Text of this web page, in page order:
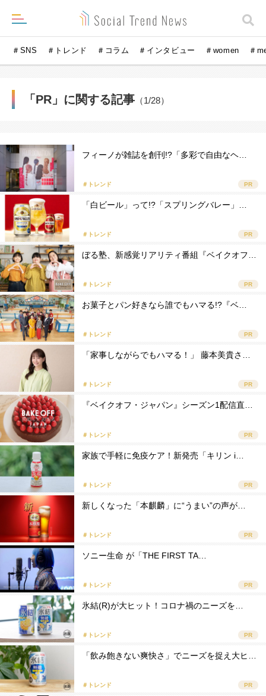
＃SNS ＃トレンド ＃コラム ＃インタビュー ＃women ＃
「PR」に関する記事 （1/28）
フィーノが雑誌を創刊!?「多彩で自由なヘ…
＃トレンド PR
「白ビール」って!?「スプリングバレー」…
＃トレンド PR
ぼる塾、新感覚リアリティ番組『ベイクオフ…
＃トレンド PR
お菓子とパン好きなら誰でもハマる!?『ベ…
＃トレンド PR
「家事しながらでもハマる！」 藤本美貴さ…
＃トレンド PR
『ベイクオフ・ジャパン』シーズン1配信直…
＃トレンド PR
家族で手軽に免疫ケア！新発売「キリン i…
＃トレンド PR
新しくなった「本麒麟」に“うまい”の声が…
＃トレンド PR
ソニー生命 が「THE FIRST TA…
＃トレンド PR
氷結(R)が大ヒット！コロナ禍のニーズを…
＃トレンド PR
「飲み飽きない爽快さ」でニーズを捉え大ヒ…
＃トレンド PR